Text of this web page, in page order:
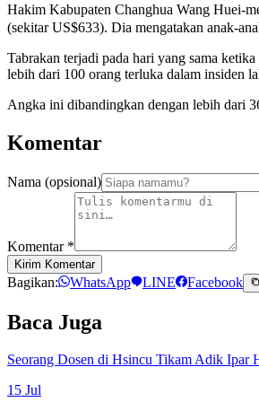
Hakim Kabupaten Changhua Wang Huei-
(sekitar US$633). Dia mengatakan anak-
Tabrakan terjadi pada hari yang sama
lebih dari 100 orang terluka dalam insiden
Angka ini dibandingkan dengan lebih dari
Komentar
Nama (opsional)
Komentar *
Kirim Komentar
Bagikan: WhatsApp LINE Facebook
Baca Juga
Seorang Dosen di Hsincu Tikam Adik Ipar
15 Jul